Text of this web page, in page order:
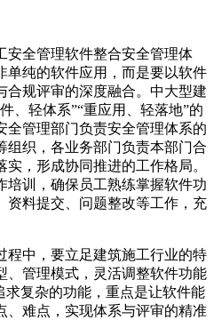
安全管理软件整合安全管理体
单纯的软件应用，而是要以软件
合规评审的深度融合。中大型建
、轻体系”“重应用、轻落地”的
全管理部门负责安全管理体系的
组织，各业务部门负责本部门合
，形成协同推进的工作格局。
培训，确保员工熟练掌握软件功
资料提交、问题整改等工作，充
程中，要立足建筑施工行业的特
、管理模式，灵活调整软件功能
求复杂的功能，重点是让软件能
、难点，实现体系与评审的精准